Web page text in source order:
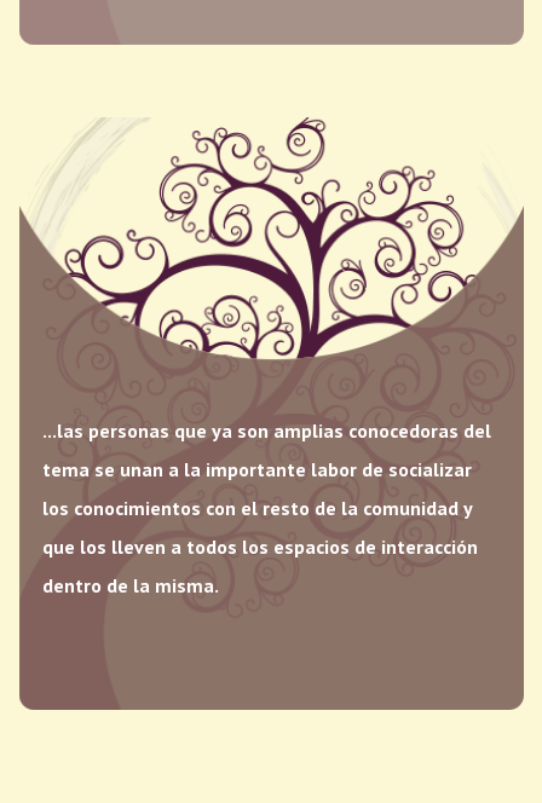
...las personas que ya son amplias conocedoras del
tema se unan a la importante labor de socializar
los conocimientos con el resto de la comunidad y
que los lleven a todos los espacios de interacción
dentro de la misma.